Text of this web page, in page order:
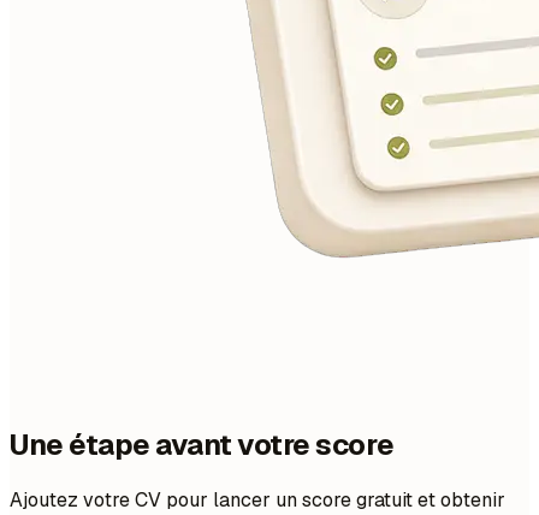
Une étape avant votre score
Ajoutez votre CV pour lancer un score gratuit et obtenir